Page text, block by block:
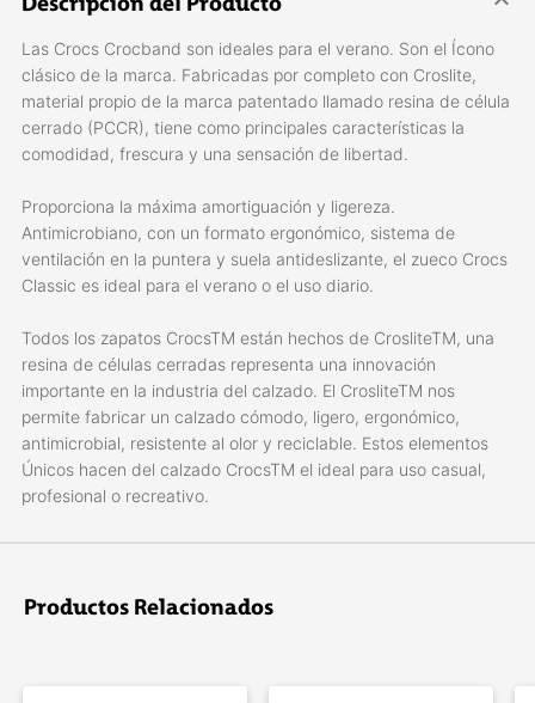
Las Crocs Crocband son ideales para el verano. Son el Ícono
clásico de la marca. Fabricadas por completo con Croslite,
material propio de la marca patentado llamado resina de célula
cerrado (PCCR), tiene como principales características la
comodidad, frescura y una sensación de libertad.
Proporciona la máxima amortiguación y ligereza.
Antimicrobiano, con un formato ergonómico, sistema de
ventilación en la puntera y suela antideslizante, el zueco Crocs
Classic es ideal para el verano o el uso diario.
Todos los zapatos CrocsTM están hechos de CrosliteTM, una
resina de células cerradas representa una innovación
importante en la industria del calzado. El CrosliteTM nos
permite fabricar un calzado cómodo, ligero, ergonómico,
antimicrobial, resistente al olor y reciclable. Estos elementos
Únicos hacen del calzado CrocsTM el ideal para uso casual,
profesional o recreativo.
Productos Relacionados